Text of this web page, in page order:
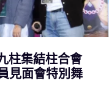
柱集結柱合會
見面會特別舞